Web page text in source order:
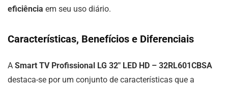
eficiência em seu uso diário.
Características, Benefícios e Diferenciais
A Smart TV Profissional LG 32″ LED HD – 32RL601CBSA
destaca-se por um conjunto de características que a